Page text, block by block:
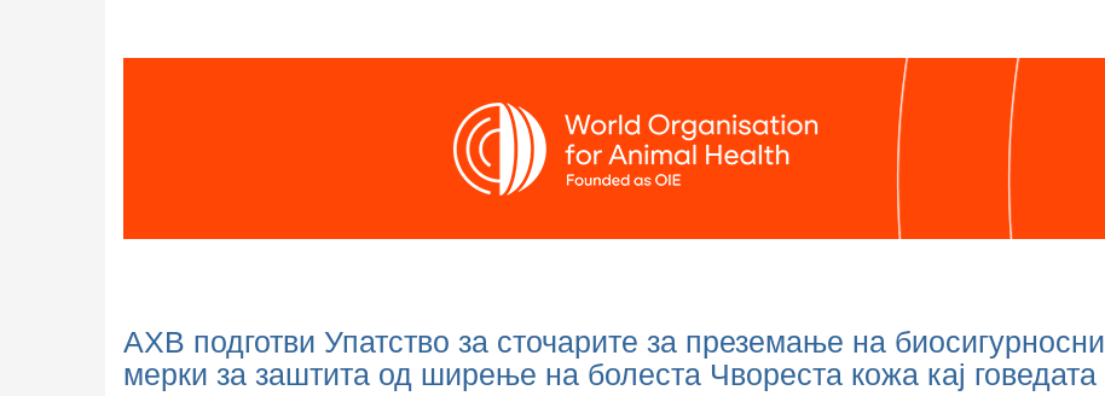
АХВ подготви Упатство за сточарите за преземање на биосигурносни
мерки за заштита од ширење на болеста Чвореста кожа кај говедата